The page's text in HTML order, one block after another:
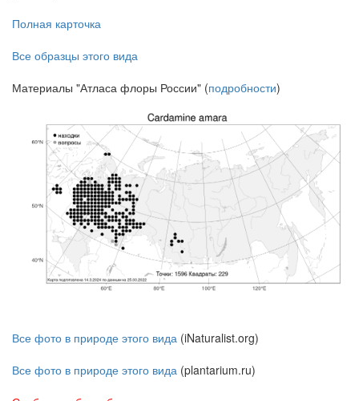
Полная карточка
Все образцы этого вида
Материалы "Атласа флоры России" (подробности)
Все фото в природе этого вида (iNaturalist.org)
Все фото в природе этого вида (plantarium.ru)